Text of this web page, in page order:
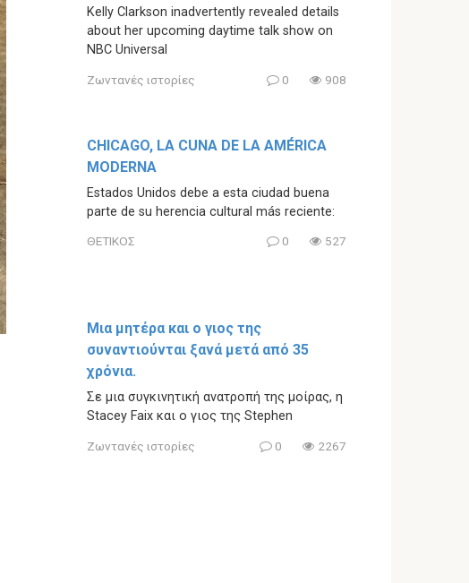
Kelly Clarkson inadvertently revealed details
about her upcoming daytime talk show on
NBC Universal
Ζωντανές ιστορίες 0 908
CHICAGO, LA CUNA DE LA AMÉRICA
MODERNA
Estados Unidos debe a esta ciudad buena
parte de su herencia cultural más reciente:
ΘΕΤΙΚΟΣ 0 527
Μια μητέρα και ο γιος της
συναντιούνται ξανά μετά από 35
χρόνια.
Σε μια συγκινητική ανατροπή της μοίρας, η
Stacey Faix και ο γιος της Stephen
Ζωντανές ιστορίες 0 2267